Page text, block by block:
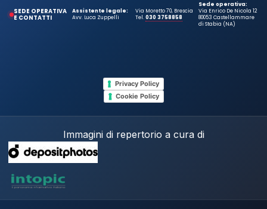
SEDE OPERATIVA
E CONTATTI
Assistente legale:
Avv. Luca Zuppelli
Via Moretto 70, Brescia
Tel.030 3758858
Sede operativa:
Via Enrico De Nicola 12
80053 Castellammare
di Stabia (NA)
Privacy Policy
Cookie Policy
Immagini di repertorio a cura di